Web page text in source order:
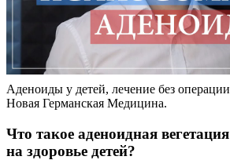
Аденоиды у детей, лечение без
Новая Германская Медицина.
Что такое аденоидная
на здоровье детей?